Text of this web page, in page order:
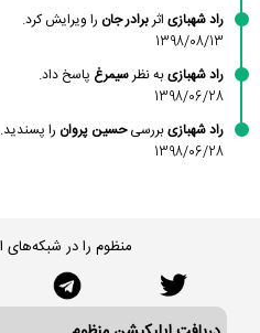
راد شهبازی اثربرادر جان را ویرایش کرد.
1398/08/13
راد شهبازیبه نظرسیمرغ پاسخ داد.
1398/06/28
راد شهبازیبررسیحسین پروان را پسندید.
1398/06/28
منظوم را در شبکه‌های